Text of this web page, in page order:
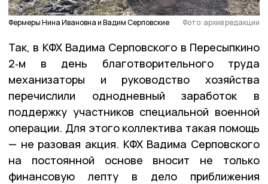
Фермеры Нина Ивановна и Вадим Серповские Фото: архив редакции
Так, в КФХ Вадима Серповского в Пересыпкино
2‑м в день благотворительного труда
механизаторы и руководство хозяйства
перечислили однодневный заработок в
поддержку участников специальной военной
операции. Для этого коллектива такая помощь
— не разовая акция. КФХ Вадима Серповского
на постоянной основе вносит не только
финансовую лепту в дело приближения